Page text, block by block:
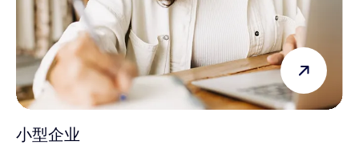
小型企业